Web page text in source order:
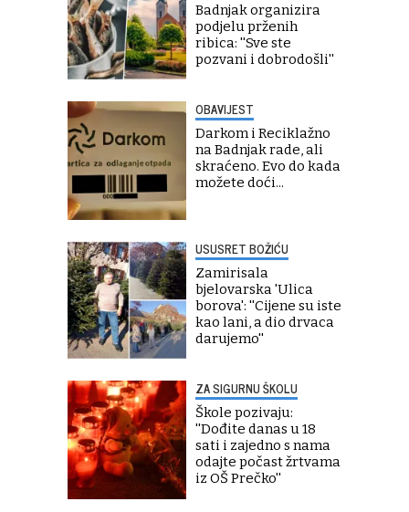
Badnjak organizira
podjelu prženih
ribica: ''Sve ste
pozvani i dobrodošli''
OBAVIJEST
Darkom i Reciklažno
na Badnjak rade, ali
skraćeno. Evo do kada
možete doći...
USUSRET BOŽIĆU
Zamirisala
bjelovarska 'Ulica
borova': ''Cijene su iste
kao lani, a dio drvaca
darujemo''
ZA SIGURNU ŠKOLU
Škole pozivaju:
''Dođite danas u 18
sati i zajedno s nama
odajte počast žrtvama
iz OŠ Prečko''